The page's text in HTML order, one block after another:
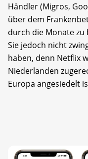
Händler (Migros,
über dem
durch die Monate zu
Sie jedoch nicht
haben, denn Netflix
Niederlanden
Europa angesiedelt